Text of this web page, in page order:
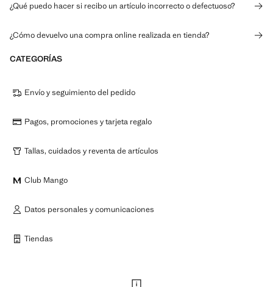
¿Qué puedo hacer si recibo un artículo incorrecto o defectuoso?
¿Cómo devuelvo una compra online realizada en tienda?
CATEGORÍAS
Envío y seguimiento del pedido
Pagos, promociones y tarjeta regalo
Tallas, cuidados y reventa de artículos
Club Mango
Datos personales y comunicaciones
Tiendas